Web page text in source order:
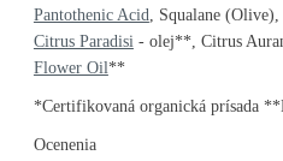
Pantothenic Acid, Squalane
Citrus Paradisi- olej**, Citrus
Flower Oil**
*Certifikovaná organická prísada
Ocenenia